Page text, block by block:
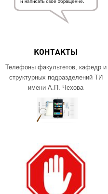
КОНТАКТЫ
Телефоны факультетов, кафедр и
структурных подразделений ТИ
имени А.П. Чехова